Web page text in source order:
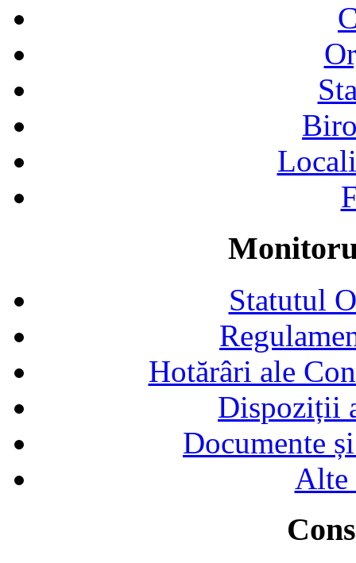
Statutul
Hotărâri ale
Dispoziții
Documente
Alte